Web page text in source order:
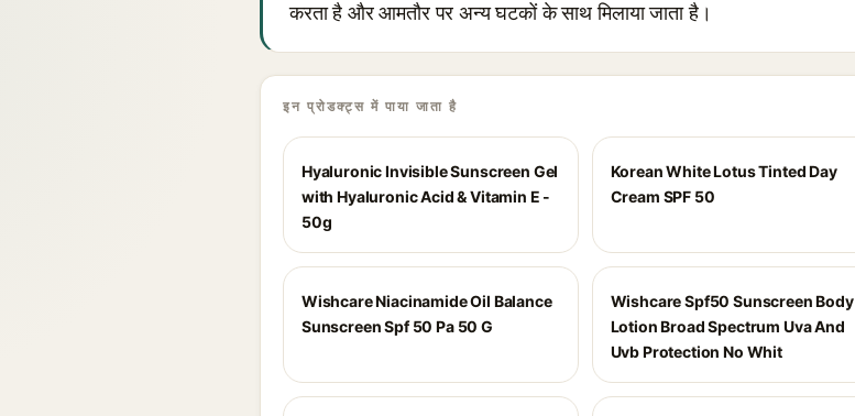
करता है और आमतौर पर अन्य घटकों के साथ मिलाया जाता है।
इन प्रोडक्ट्स में पाया जाता है
Hyaluronic Invisible Sunscreen Gel
with Hyaluronic Acid & Vitamin E -
50g
Korean White Lotus Tinted Day
Cream SPF 50
Wishcare Niacinamide Oil Balance
Sunscreen Spf 50 Pa 50 G
Wishcare Spf50 Sunscreen Body
Lotion Broad Spectrum Uva And
Uvb Protection No Whit